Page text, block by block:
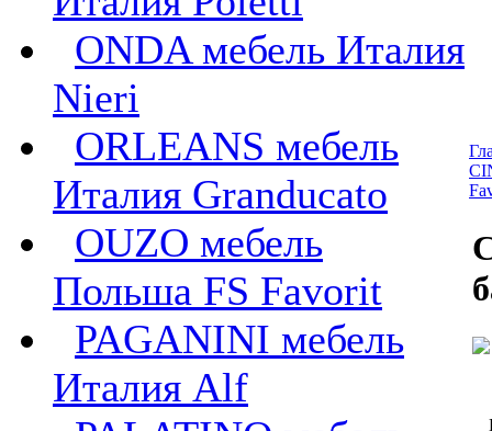
ONDA мебель Италия
Nieri
ORLEANS мебель
Италия Granducato
OUZO мебель
Польша FS Favorit
PAGANINI мебель
Италия Alf